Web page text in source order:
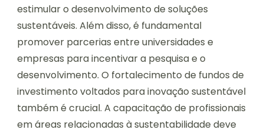
estimular o desenvolvimento de soluções
sustentáveis. Além disso, é fundamental
promover parcerias entre universidades e
empresas para incentivar a pesquisa e o
desenvolvimento. O fortalecimento de fundos de
investimento voltados para inovação sustentável
também é crucial. A capacitação de profissionais
em áreas relacionadas à sustentabilidade deve